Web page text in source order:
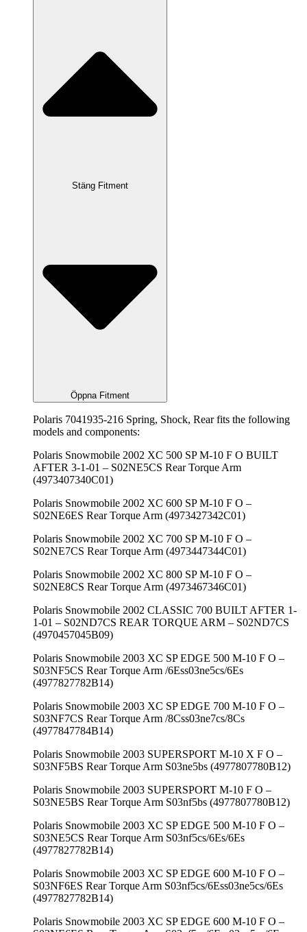
Stäng Fitment
Öppna Fitment
Polaris 7041935-216 Spring, Shock, Rear fits the following
models and components:
Polaris Snowmobile 2002 XC 500 SP M-10 F O BUILT
AFTER 3-1-01 – S02NE5CS Rear Torque Arm
(4973407340C01)
Polaris Snowmobile 2002 XC 600 SP M-10 F O –
S02NE6ES Rear Torque Arm (4973427342C01)
Polaris Snowmobile 2002 XC 700 SP M-10 F O –
S02NE7CS Rear Torque Arm (4973447344C01)
Polaris Snowmobile 2002 XC 800 SP M-10 F O –
S02NE8CS Rear Torque Arm (4973467346C01)
Polaris Snowmobile 2002 CLASSIC 700 BUILT AFTER 1-
1-01 – S02ND7CS REAR TORQUE ARM – S02ND7CS
(4970457045B09)
Polaris Snowmobile 2003 XC SP EDGE 500 M-10 F O –
S03NF5CS Rear Torque Arm /6Ess03ne5cs/6Es
(4977827782B14)
Polaris Snowmobile 2003 XC SP EDGE 700 M-10 F O –
S03NF7CS Rear Torque Arm /8Css03ne7cs/8Cs
(4977847784B14)
Polaris Snowmobile 2003 SUPERSPORT M-10 X F O –
S03NF5BS Rear Torque Arm S03ne5bs (4977807780B12)
Polaris Snowmobile 2003 SUPERSPORT M-10 F O –
S03NE5BS Rear Torque Arm S03nf5bs (4977807780B12)
Polaris Snowmobile 2003 XC SP EDGE 500 M-10 F O –
S03NE5CS Rear Torque Arm S03nf5cs/6Es/6Es
(4977827782B14)
Polaris Snowmobile 2003 XC SP EDGE 600 M-10 F O –
S03NF6ES Rear Torque Arm S03nf5cs/6Ess03ne5cs/6Es
(4977827782B14)
Polaris Snowmobile 2003 XC SP EDGE 600 M-10 F O –